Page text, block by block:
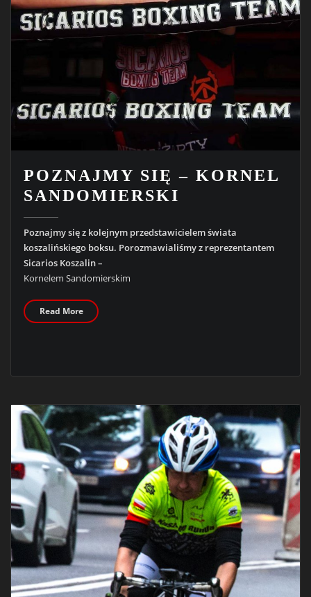
POZNAJMY SIĘ – KORNEL
SANDOMIERSKI
Poznajmy się z kolejnym przedstawicielem świata
koszalińskiego boksu. Porozmawialiśmy z reprezentantem
Sicarios Koszalin –
Kornelem Sandomierskim
Read More